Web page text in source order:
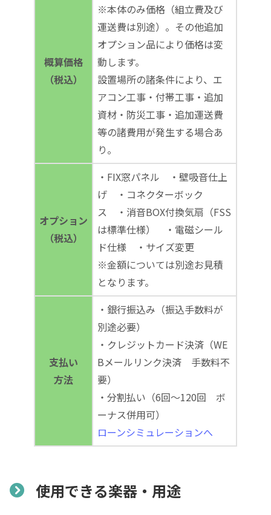
概算価格
（税込）
※本体のみ価格（組立費及び
運送費は別途）。その他追加
オプション品により価格は変
動します。
設置場所の諸条件により、エ
アコン工事・付帯工事・追加
資材・防災工事・追加運送費
等の諸費用が発生する場合あ
り。
オプション
（税込）
・FIX窓パネル ・壁吸音仕上
げ ・コネクターボック
ス ・消音BOX付換気扇（FSS
は標準仕様） ・電磁シール
ド仕様 ・サイズ変更
※金額については別途お見積
となります。
支払い
方法
・銀行振込み（振込手数料が
別途必要）
・クレジットカード決済（WE
Bメールリンク決済 手数料不
要）
・分割払い（6回～120回 ボ
ーナス併用可）
ローンシミュレーションへ
使用できる楽器・用途